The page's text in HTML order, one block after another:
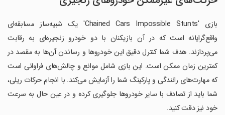
بازی 'Chained Cars Impossible Stunts' یک شبیه‌ساز مسابقه‌ای
واقع‌گرایانه است که در آن بازیکنان با دو خودرو زنجیره‌ای به رقابت
می‌پردازند. هدف شما کنترل دقیق این خودروها و رساندن آن‌ها به مقصد در
کمترین زمان ممکن است. این بازی شامل موانع و چالش‌های فراوانی است
که مهارت‌های رانندگی و پارکینگ شما را آزمایش می‌کند. با انجام حرکات ریلی،
شما باید از تصادف با سایر خودروها جلوگیری کرده و در عین حال به سرعت
خود نیز دقت کنید.